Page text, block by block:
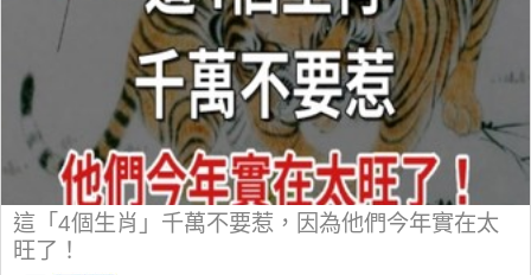
這「4個生肖」千萬不要惹，因為他們今年實在太
旺了！